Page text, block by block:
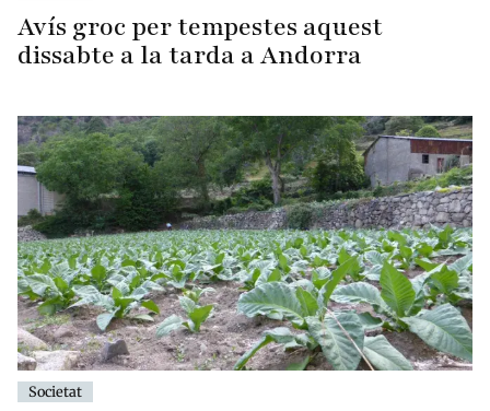
Avís groc per tempestes aquest
dissabte a la tarda a Andorra
Societat